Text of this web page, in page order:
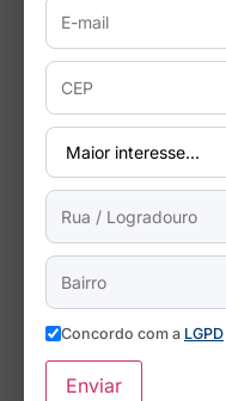
Concordo com a LGPD
Enviar